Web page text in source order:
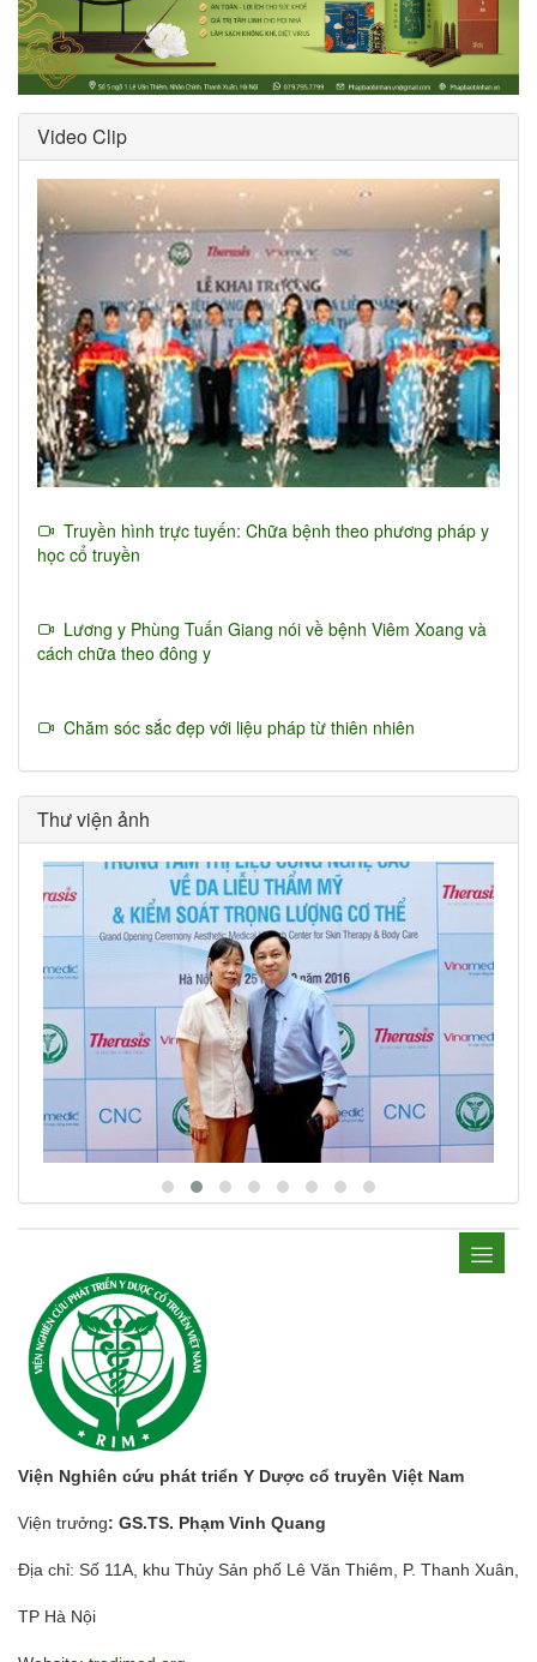
Video Clip
Truyền hình trực tuyến: Chữa bệnh theo phương pháp y
học cổ truyền
Lương y Phùng Tuấn Giang nói về bệnh Viêm Xoang và
cách chữa theo đông y
Chăm sóc sắc đẹp với liệu pháp từ thiên nhiên
Thư viện ảnh
Viện Nghiên cứu phát triển Y Dược cổ truyền Việt Nam
Viện trưởng: GS.TS. Phạm Vinh Quang
Địa chỉ: Số 11A, khu Thủy Sản phố Lê Văn Thiêm, P. Thanh Xuân,
TP Hà Nội